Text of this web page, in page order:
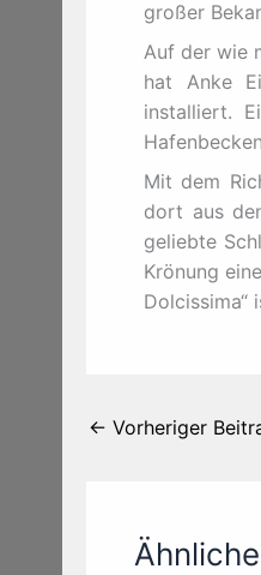
großer
Auf der wie
hat Anke
installiert.
Mit dem
dort aus
geliebte
Krönung
Dolcissima“
← Vorheriger